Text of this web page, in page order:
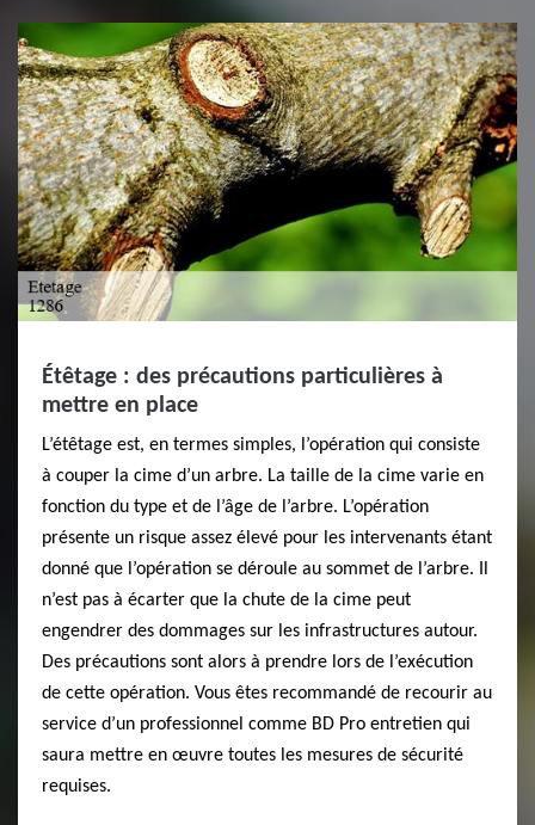
Étêtage : des précautions particulières à
mettre en place
L’étêtage est, en termes simples, l’opération qui consiste
à couper la cime d’un arbre. La taille de la cime varie en
fonction du type et de l’âge de l’arbre. L’opération
présente un risque assez élevé pour les intervenants étant
donné que l’opération se déroule au sommet de l’arbre. Il
n’est pas à écarter que la chute de la cime peut
engendrer des dommages sur les infrastructures autour.
Des précautions sont alors à prendre lors de l’exécution
de cette opération. Vous êtes recommandé de recourir au
service d’un professionnel comme BD Pro entretien qui
saura mettre en œuvre toutes les mesures de sécurité
requises.